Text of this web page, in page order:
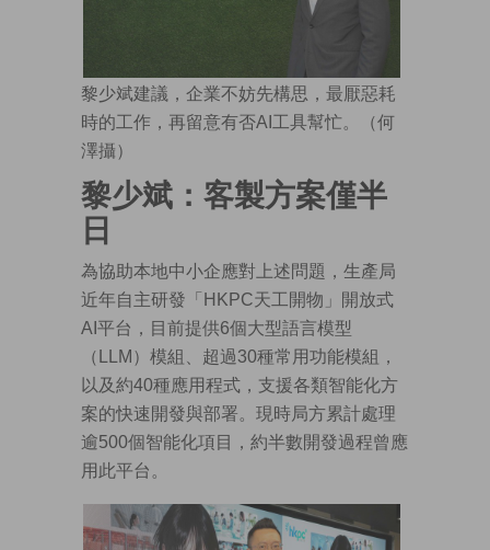
黎少斌建議，企業不妨先構思，最厭惡耗
時的工作，再留意有否AI工具幫忙。（何
澤攝）
黎少斌：客製方案僅半
日
為協助本地中小企應對上述問題，生產局
近年自主研發「HKPC天工開物」開放式
AI平台，目前提供6個大型語言模型
（LLM）模組、超過30種常用功能模組，
以及約40種應用程式，支援各類智能化方
案的快速開發與部署。現時局方累計處理
逾500個智能化項目，約半數開發過程曾應
用此平台。